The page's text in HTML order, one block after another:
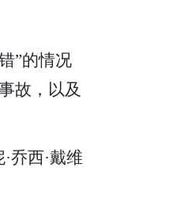
”的情况
故，以及
乔西·戴维